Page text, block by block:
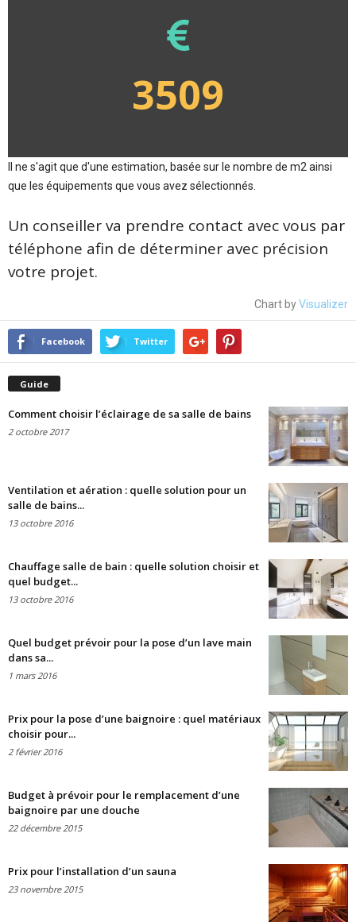
3509
Il ne s'agit que d'une estimation, basée sur le nombre de m2 ainsi
que les équipements que vous avez sélectionnés.
Un conseiller va prendre contact avec vous par
téléphone afin de déterminer avec précision
votre projet.
Chart byVisualizer
Facebook Twitter
Guide
Comment choisir l’éclairage de sa salle de bains
2 octobre 2017
Ventilation et aération : quelle solution pour un
salle de bains...
13 octobre 2016
Chauffage salle de bain : quelle solution choisir et
quel budget...
13 octobre 2016
Quel budget prévoir pour la pose d’un lave main
dans sa...
1 mars 2016
Prix pour la pose d’une baignoire : quel matériaux
choisir pour...
2 février 2016
Budget à prévoir pour le remplacement d’une
baignoire par une douche
22 décembre 2015
Prix pour l’installation d’un sauna
23 novembre 2015